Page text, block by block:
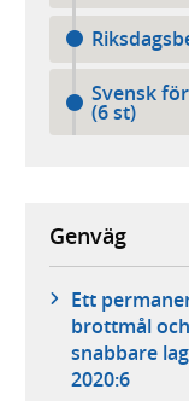
Svensk
(6 st)
Genväg
Ett
brottmål
snabbare
2020:6